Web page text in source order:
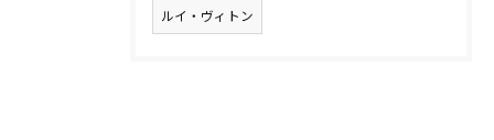
ルイ・ヴィトン